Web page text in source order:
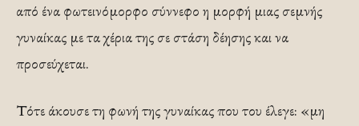
από ένα φωτεινόμορφο σύννεφο η μορφή μιας σεμνής
γυναίκας με τα χέρια της σε στάση δέησης και να
προσεύχεται.
Τότε άκουσε τη φωνή της γυναίκας που του έλεγε: «μη